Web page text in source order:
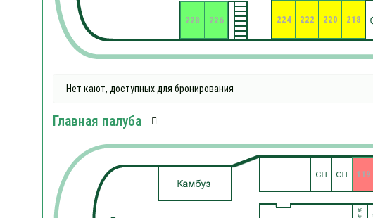
218
220
222
224
226
228
Нет кают, доступных для бронирования
Главная палуба
119